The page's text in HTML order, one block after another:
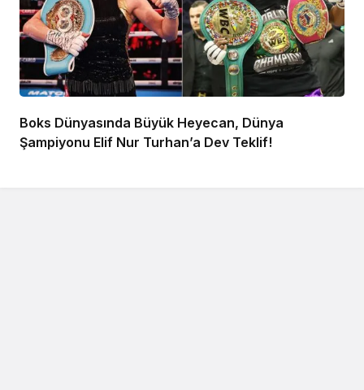
Boks Dünyasında Büyük Heyecan, Dünya
Şampiyonu Elif Nur Turhan’a Dev Teklif!